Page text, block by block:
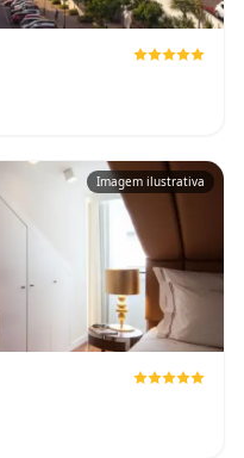
Imagem ilustrativa